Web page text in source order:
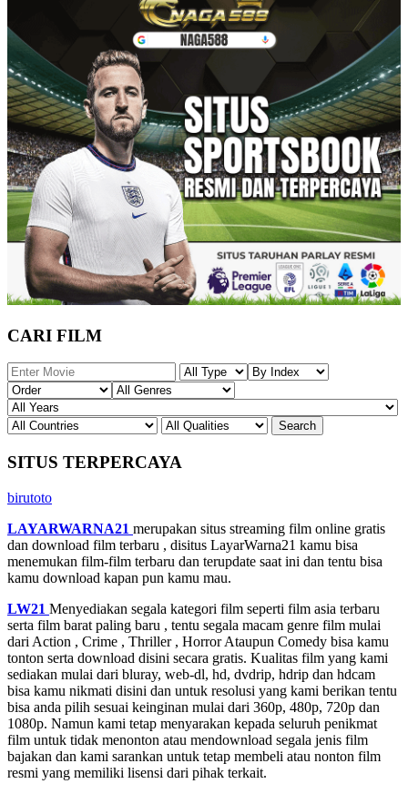
CARI FILM
SITUS TERPERCAYA
birutoto
LAYARWARNA21 merupakan situs streaming film online gratis
dan download film terbaru , disitus LayarWarna21 kamu bisa
menemukan film-film terbaru dan terupdate saat ini dan tentu bisa
kamu download kapan pun kamu mau.
LW21 Menyediakan segala kategori film seperti film asia terbaru
serta film barat paling baru , tentu segala macam genre film mulai
dari Action , Crime , Thriller , Horror Ataupun Comedy bisa kamu
tonton serta download disini secara gratis. Kualitas film yang kami
sediakan mulai dari bluray, web-dl, hd, dvdrip, hdrip dan hdcam
bisa kamu nikmati disini dan untuk resolusi yang kami berikan tentu
bisa anda pilih sesuai keinginan mulai dari 360p, 480p, 720p dan
1080p. Namun kami tetap menyarakan kepada seluruh penikmat
film untuk tidak menonton atau mendownload segala jenis film
bajakan dan kami sarankan untuk tetap membeli atau nonton film
resmi yang memiliki lisensi dari pihak terkait.